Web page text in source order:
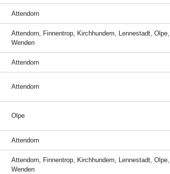
Attendorn
Attendorn, Finnentrop, Kirchhundem, Lennestadt, Olpe,
Wenden
Attendorn
Attendorn
Olpe
Attendorn
Attendorn, Finnentrop, Kirchhundem, Lennestadt, Olpe,
Wenden